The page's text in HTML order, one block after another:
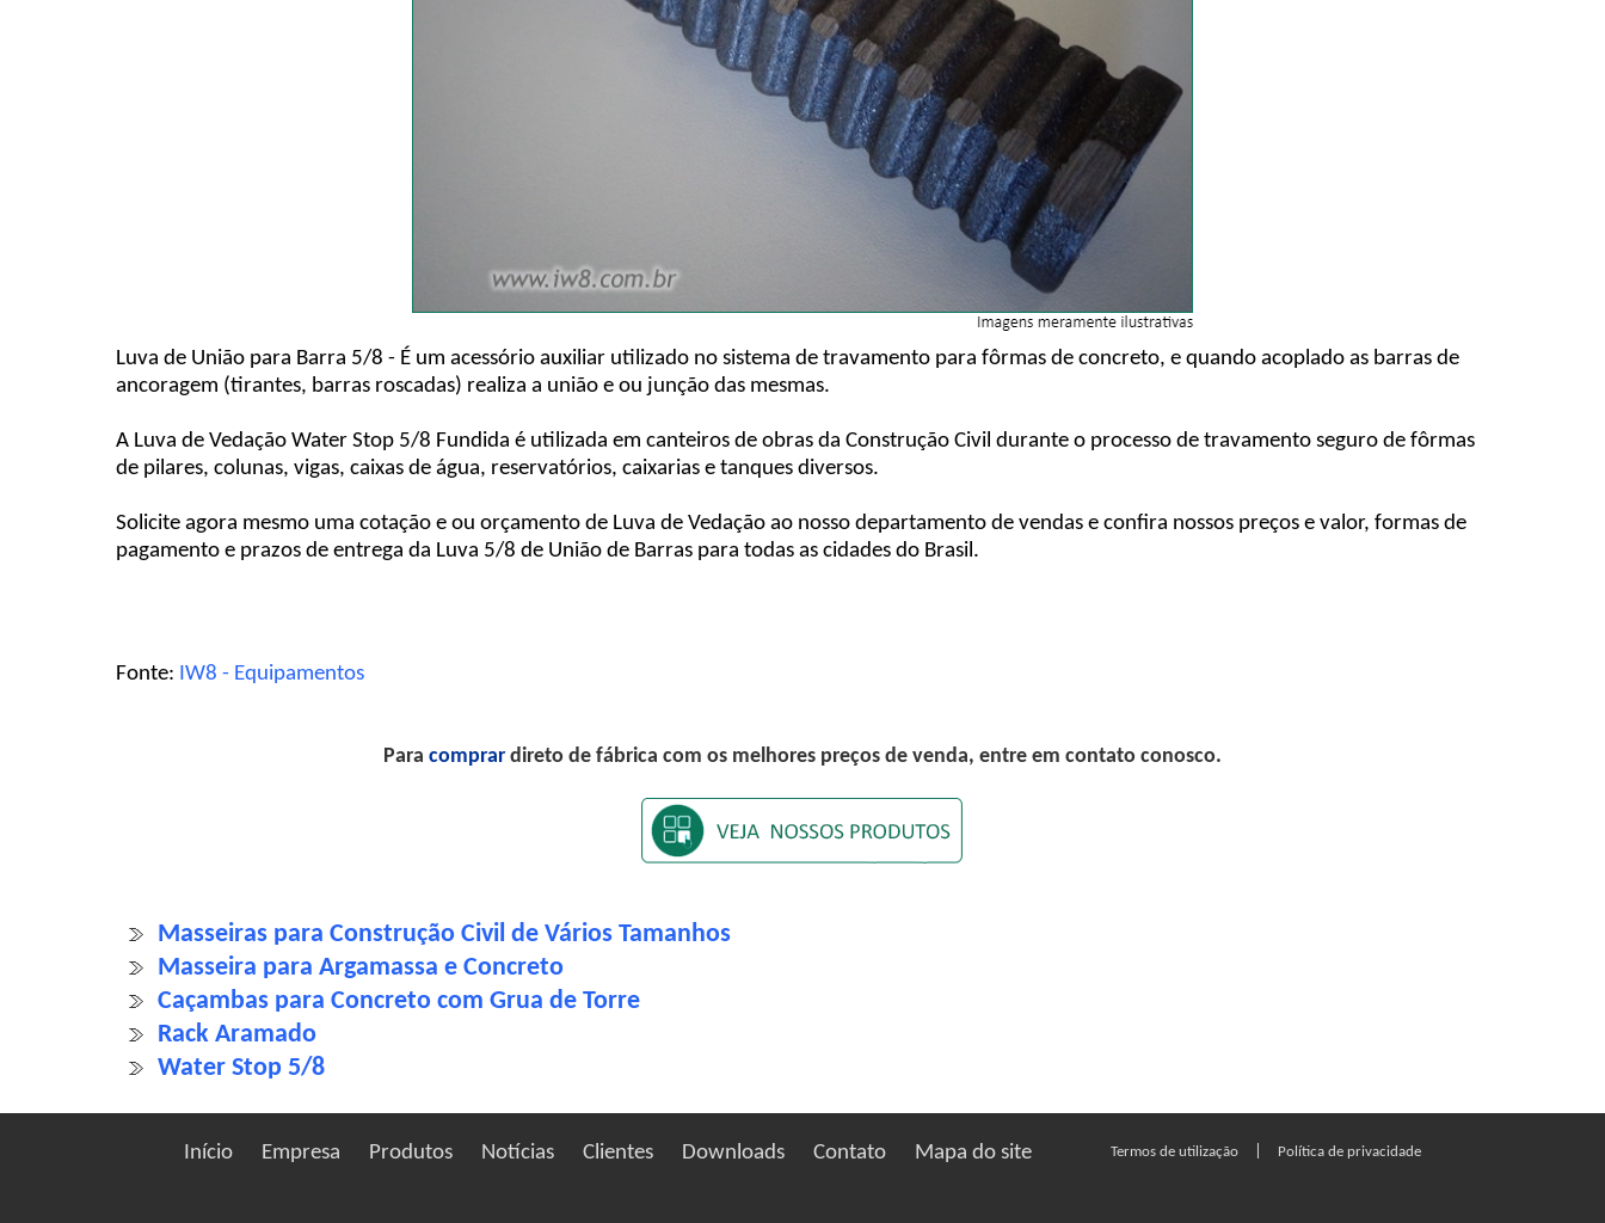
Luva de União para Barra 5/8 - É um acessório auxiliar utilizado no sistema de travamento para fôrmas de concreto, e quando acoplado as barras de
ancoragem (tirantes, barras roscadas) realiza a união e ou junção das mesmas.
A Luva de Vedação Water Stop 5/8 Fundida é utilizada em canteiros de obras da Construção Civil durante o processo de travamento seguro de fôrmas
de pilares, colunas, vigas, caixas de água, reservatórios, caixarias e tanques diversos.
Solicite agora mesmo uma cotação e ou orçamento de Luva de Vedação ao nosso departamento de vendas e confira nossos preços e valor, formas de
pagamento e prazos de entrega da Luva 5/8 de União de Barras para todas as cidades do Brasil.
Fonte: IW8 - Equipamentos
Para comprardireto de fábrica com os melhores preços de venda, entre em contato conosco.
Masseiras para Construção Civil de Vários Tamanhos
Masseira para Argamassa e Concreto
Caçambas para Concreto com Grua de Torre
Rack Aramado
Water Stop 5/8
Início Empresa Produtos Notícias Clientes Downloads Contato Mapa do site Termos de utilização Política de privacidade